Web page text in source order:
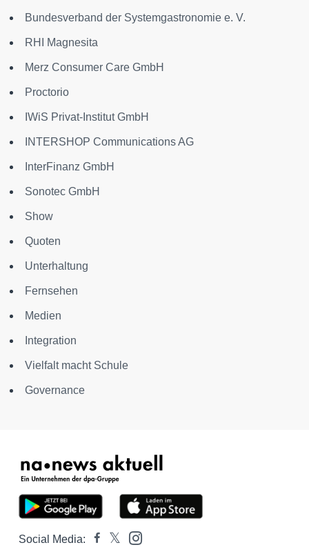
Bundesverband der Systemgastronomie e. V.
RHI Magnesita
Merz Consumer Care GmbH
Proctorio
IWiS Privat-Institut GmbH
INTERSHOP Communications AG
InterFinanz GmbH
Sonotec GmbH
Show
Quoten
Unterhaltung
Fernsehen
Medien
Integration
Vielfalt macht Schule
Governance
Social Media: